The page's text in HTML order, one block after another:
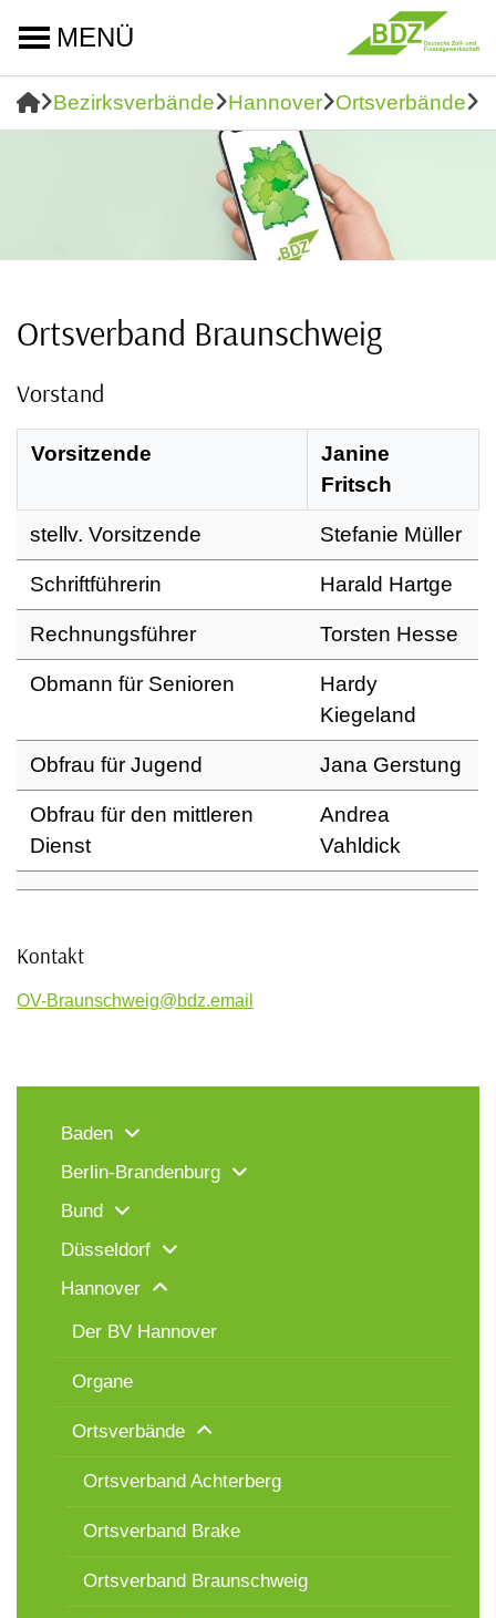
MENÜ
Bezirksverbände Hannover Ortsverbände
Ortsverband Braunschweig
Vorstand
Vorsitzende
Janine
Fritsch
stellv. Vorsitzende Stefanie Müller
Schriftführerin Harald Hartge
Rechnungsführer Torsten Hesse
Obmann für Senioren
Hardy
Kiegeland
Obfrau für Jugend Jana Gerstung
Obfrau für den mittleren
Dienst
Andrea
Vahldick
Kontakt
OV-Braunschweig@bdz.email
Baden
Berlin-Brandenburg
Bund
Düsseldorf
Hannover
Der BV Hannover
Organe
Ortsverbände
Ortsverband Achterberg
Ortsverband Brake
Ortsverband Braunschweig